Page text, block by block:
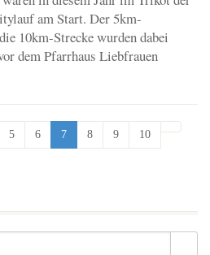
am Start. Der 5km-
10km-Strecke wurden dabei
dem Pfarrhaus Liebfrauen
5 6 7 8 9 10